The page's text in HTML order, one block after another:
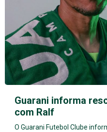
Guarani informa
com Ralf
O Guarani Futebol Clube